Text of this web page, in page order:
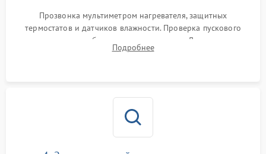
Прозвонка мультиметром нагревателя, защитных
термостатов и датчиков влажности. Проверка пускового
конденсатора, обмоток мотора и помпы. Для машин с
тепловым насосом — диагностика работы компрессора и
Подробнее